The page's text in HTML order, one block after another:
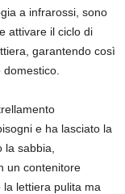
a infrarossi, sono
attivare il ciclo di
garantendo così
e ha lasciato la
sabbia,
un contenitore
lettiera pulita ma